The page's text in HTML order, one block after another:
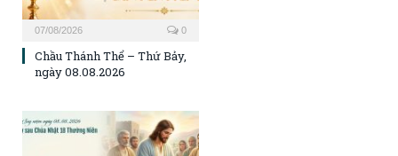
07/08/2026 0
Chầu Thánh Thể – Thứ Bảy,
ngày 08.08.2026